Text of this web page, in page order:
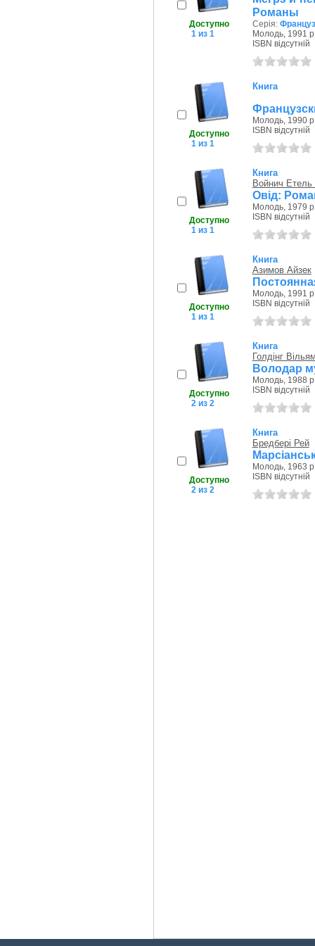
Доступно
1 из 1
Романы
Серія:
Молодь, 1991
ISBN відсутній
Доступно
1 из 1
Книга
Молодь, 1990
ISBN відсутній
Доступно
1 из 1
Книга
Войнич Етель
Овід:
Молодь, 1979
ISBN відсутній
Доступно
1 из 1
Книга
Азимов Айзек
Молодь, 1991
ISBN відсутній
Доступно
2 из 2
Книга
Голдінг
Володар
Молодь, 1988
ISBN відсутній
Доступно
2 из 2
Книга
Бредбері Рей
Молодь, 1963
ISBN відсутній